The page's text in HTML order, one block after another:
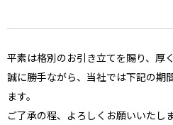
平素は格別のお引き立てを賜り、厚
誠に勝手ながら、当社では下記の期
ます。
ご了承の程、よろしくお願いいたしま